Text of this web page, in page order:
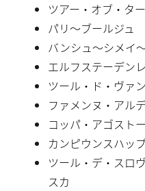
ツアー・オブ・タ
パリ〜ブールジュ
バンシュ〜シメイ
エルフステーデン
ツール・ド・ヴァ
ファメンヌ・アル
コッパ・アゴスト
カンピウンスハッ
ツール・デ・スロ
スカ